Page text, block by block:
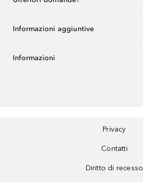
Informazioni aggiuntive
Informazioni
Privacy
Contatti
Diritto di recesso